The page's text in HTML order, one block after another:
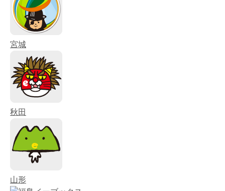
宮城
秋田
山形